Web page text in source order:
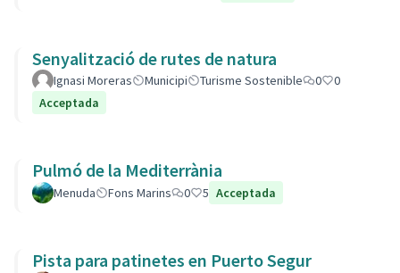
Senyalització de rutes de natura
Ignasi Moreras Municipi Turisme Sostenible 0
0
Acceptada
Pulmó de la Mediterrània
Menuda Fons Marins 0 5 Acceptada
Pista para patinetes en Puerto Segur